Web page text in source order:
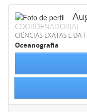
COORDENADOR(A)
CIÊNCIAS EXATAS E DA
Oceanografia